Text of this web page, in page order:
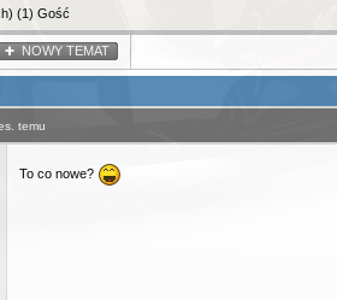
(1) Gość
NOWY TEMAT
temu
To co nowe?